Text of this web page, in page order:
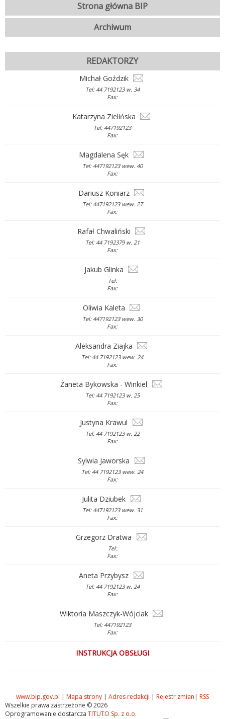
Strona główna BIP
Archiwum
REDAKTORZY
Michał Goździk
Tel: 44 7192123 w. 34
Fax:
Katarzyna Zielińska
Tel: 447192123
Fax:
Magdalena Sęk
Tel: 447192123 wew. 40
Fax:
Dariusz Koniarz
Tel: 447192123 wew. 27
Fax:
Rafał Chwaliński
Tel: 44 7192379 w. 21
Fax:
Jakub Glinka
Tel:
Fax:
Oliwia Kaleta
Tel: 447192123 wew. 30
Fax:
Aleksandra Ziajka
Tel: 44 7192123 wew. 24
Fax:
Żaneta Bykowska - Winkiel
Tel: 44 7192123 w. 25
Fax:
Justyna Krawul
Tel: 44 7192123 w. 22
Fax:
Sylwia Jaworska
Tel: 44 7192123 wew. 24
Fax:
Julita Dziubek
Tel: 447192123 wew. 31
Fax:
Grzegorz Dratwa
Tel:
Fax:
Aneta Przybysz
Tel: 44 7192123 w. 24
Fax:
Wiktoria Maszczyk-Wójciak
Tel: 447192123
Fax:
INSTRUKCJA OBSŁUGI
www.bip.gov.pl | Mapa strony | Adres redakcji | Rejestr zmian | RSS
Wszelkie prawa zastrzeżone © 2026
Oprogramowanie dostarcza TITUTO Sp. z o.o.